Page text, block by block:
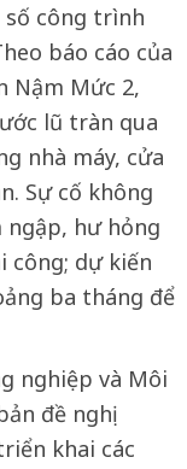
công trình
báo cáo của
Nậm Mức 2,
lũ tràn qua
nhà máy, cửa
Sự cố không
hư hỏng
công; dự kiến
ba tháng để
nghiệp và Môi
đề nghị
khai các